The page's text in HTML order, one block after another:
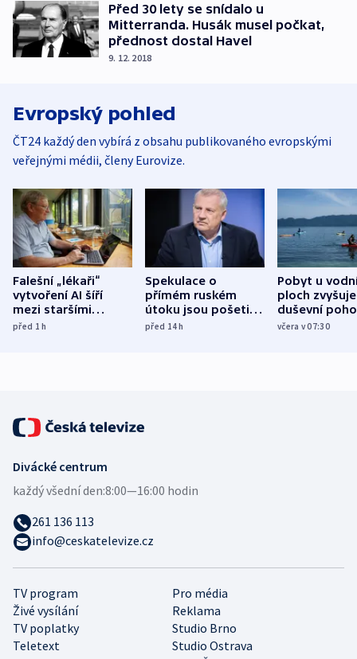
Před 30 lety se snídalo u
Mitterranda. Husák musel počkat,
přednost dostal Havel
9. 12. 2018
Evropský pohled
ČT24 každý den vybírá z obsahu publikovaného evropskými
veřejnými médii, členy Eurovize.
Falešní „lékaři“
vytvoření AI šíří
mezi staršími
Poláky nebezpečné
před 1h
Spekulace o
přímém ruském
útoku jsou pošetilé,
míní estonský
před 14h
Pobyt u
ploch zvyšuje
duševní
ukázala
včera v 07:30
TV program
Pro média
Živé vysílání
Reklama
TV poplatky
Studio Brno
Teletext
Studio Ostrava
Divácké centrum
každý všední den:8:00—16:00 hodin
261 136 113
info@ceskatelevize.cz